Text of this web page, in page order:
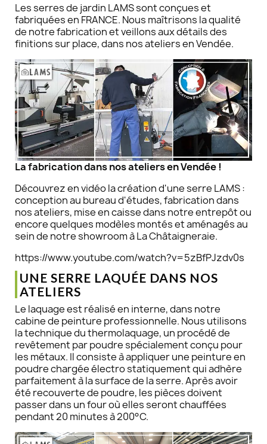
Les serres de jardin LAMS sont conçues et
fabriquées en FRANCE. Nous maîtrisons la qualité
de notre fabrication et veillons aux détails des
finitions sur place, dans nos ateliers en Vendée.
La fabrication dans nos ateliers en Vendée !
Découvrez en vidéo la création d'une serre LAMS :
conception au bureau d'études, fabrication dans
nos ateliers, mise en caisse dans notre entrepôt ou
encore quelques modèles montés et aménagés au
sein de notre showroom à La Châtaigneraie.
https://www.youtube.com/watch?v=5zBfPJzdv0s
UNE SERRE LAQUÉE DANS NOS
ATELIERS
Le laquage est réalisé en interne, dans notre
cabine de peinture professionnelle. Nous utilisons
la technique du thermolaquage, un procédé de
revêtement par poudre spécialement conçu pour
les métaux. Il consiste à appliquer une peinture en
poudre chargée électro statiquement qui adhère
parfaitement à la surface de la serre. Après avoir
été recouverte de poudre, les pièces doivent
passer dans un four où elles seront chauffées
pendant 20 minutes à 200°C.